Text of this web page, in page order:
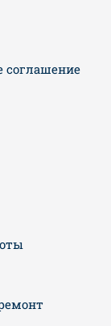
соглашение